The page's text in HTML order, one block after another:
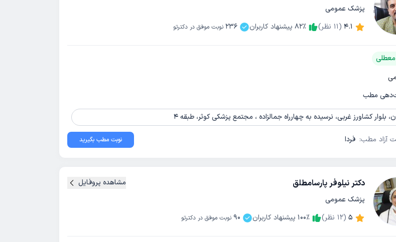
پزشک عمومی
4.1
(
11 نظر) 82٪ پیشنهاد کاربران 236 نوبت موفق در دکترتو
مطب
بلوار کشاورز غربی، نرسیده به چهارراه جمالزاده ، مجتمع پزشکی کوثر، طبقه 4
آزاد مطب: فردا نوبت مطب بگیرید
دکتر نیلوفر پارسامطلق
پزشک عمومی
5
(
12 نظر) 100٪ پیشنهاد کاربران 90 نوبت موفق در دکترتو
مشاهده پروفایل